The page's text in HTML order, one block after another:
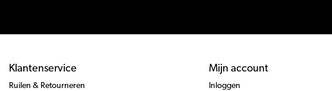
Klantenservice
Ruilen & Retourneren
Mijn account
Inloggen